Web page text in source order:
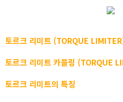
토르크 리미트 (TORQUE
토르크 리미트 카플링 (TORQUE
토르크 리미트의 특징